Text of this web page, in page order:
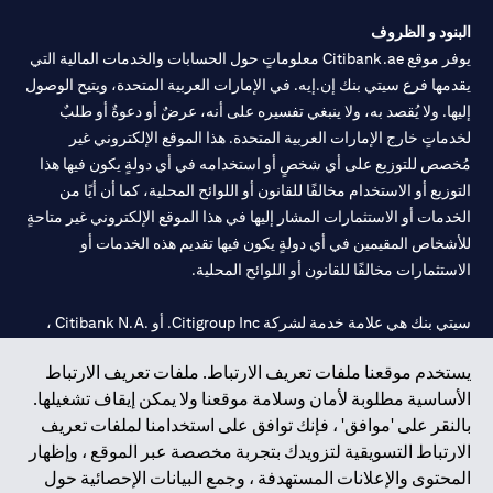
يستخدم موقعنا ملفات تعريف الارتباط. ملفات تعريف الارتباط
الأساسية مطلوبة لأمان وسلامة موقعنا ولا يمكن إيقاف تشغيلها.
بالنقر على 'موافق' ، فإنك توافق على استخدامنا لملفات تعريف
الارتباط التسويقية لتزويدك بتجربة مخصصة عبر الموقع ، وإظهار
المحتوى والإعلانات المستهدفة ، وجمع البيانات الإحصائية حول
البنود و الظروف
يوفر موقع Citibank.ae معلوماتٍ حول الحسابات والخدمات المالية التي
يقدمها فرع سيتي بنك إن.إيه. في الإمارات العربية المتحدة، ويتيح الوصول
إليها. ولا يُقصد به، ولا ينبغي تفسيره على أنه، عرضٌ أو دعوةٌ أو طلبٌ
لخدماتٍ خارج الإمارات العربية المتحدة. هذا الموقع الإلكتروني غير
مُخصص للتوزيع على أي شخصٍ أو استخدامه في أي دولةٍ يكون فيها هذا
التوزيع أو الاستخدام مخالفًا للقانون أو اللوائح المحلية، كما أن أيًا من
الخدمات أو الاستثمارات المشار إليها في هذا الموقع الإلكتروني غير متاحةٍ
للأشخاص المقيمين في أي دولةٍ يكون فيها تقديم هذه الخدمات أو
الاستثمارات مخالفًا للقانون أو اللوائح المحلية.
سيتي بنك هي علامة خدمة لشركة Citigroup Inc. أو .Citibank N.A ،
سيتي بنك إن. إيه. الإمارات مسجل لدى مصرف الإمارات المركزي تحت
أرقام التراخيص 202563 لفرع الوصل في دبي، 531989 لفرع مول
الإمارات في دبي، وCN-1002019لفرع أبوظبي. هاتف: 4000 311 04.
فرع سيتي بنك إن إيه - الإمارات العربية المتحدة مرخص من مصرف